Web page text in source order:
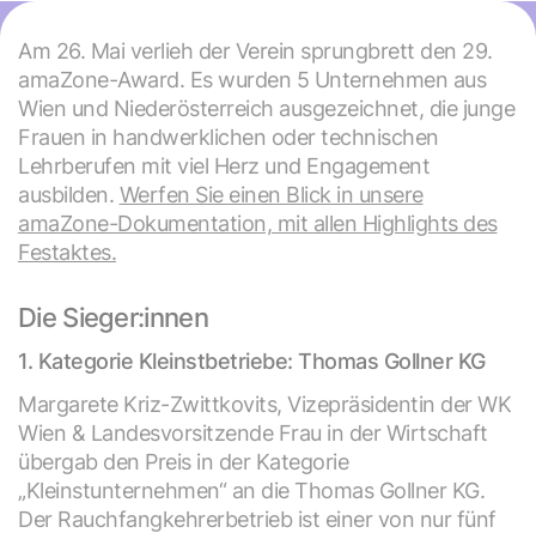
Am 26. Mai verlieh der Verein sprungbrett den 29.
amaZone-Award. Es wurden 5 Unternehmen aus
Wien und Niederösterreich ausgezeichnet, die junge
Frauen in handwerklichen oder technischen
Lehrberufen mit viel Herz und Engagement
ausbilden. Werfen Sie einen Blick in unsere
amaZone-Dokumentation, mit allen Highlights des
Festaktes.
Die Sieger:innen
1. Kategorie Kleinstbetriebe: Thomas Gollner KG
Margarete Kriz-Zwittkovits, Vizepräsidentin der WK
Wien & Landesvorsitzende Frau in der Wirtschaft
übergab den Preis in der Kategorie
„Kleinstunternehmen“ an die Thomas Gollner KG.
Der Rauchfangkehrerbetrieb ist einer von nur fünf